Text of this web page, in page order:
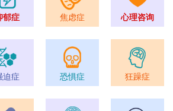
郁症 焦虑症 心理咨询
迫症 恐惧症 狂躁症